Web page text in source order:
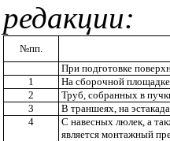
редакции:
№пп.
При подготовке
1
На сборочной
2
Труб, собранных в
3
В траншеях, на
4
С навесных люлек, а
является монтажный